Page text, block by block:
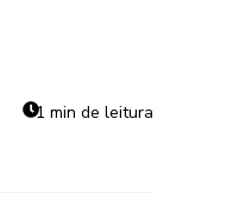
1 min de leitura